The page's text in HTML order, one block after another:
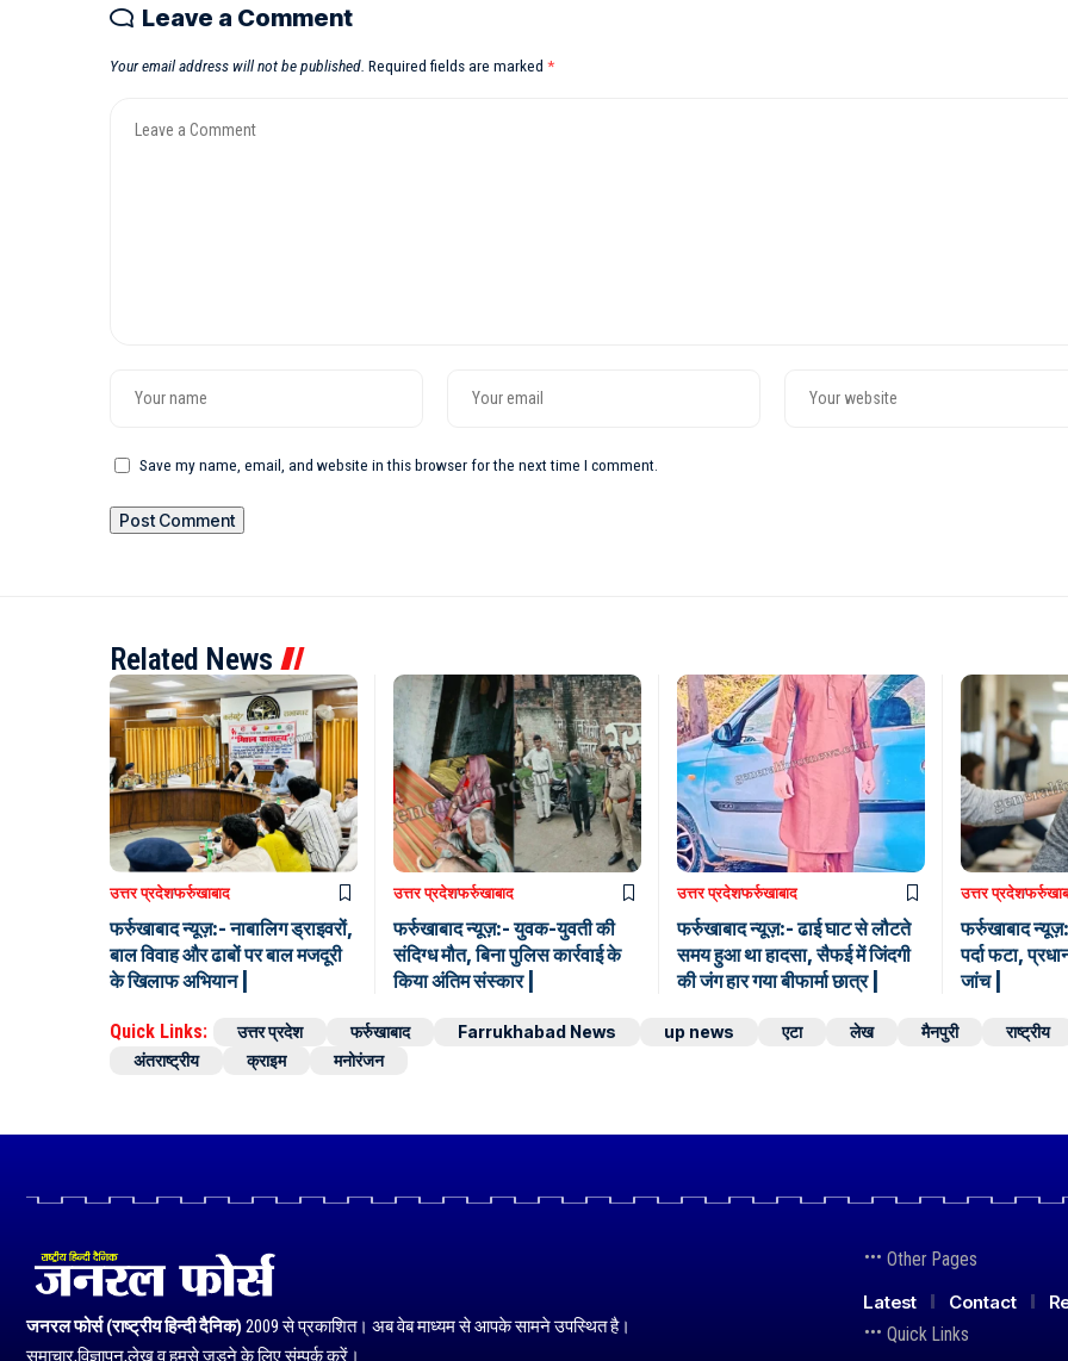
Leave a Comment
Your email address will not be published. Required fields are marked *
Save my name, email, and website in this browser for the next time I comment.
Related News
उत्तर प्रदेशफर्रुखाबाद
फर्रुखाबाद न्यूज़:- नाबालिग ड्राइवरों,
बाल विवाह और ढाबों पर बाल मजदूरी
के खिलाफ अभियान |
उत्तर प्रदेशफर्रुखाबाद
फर्रुखाबाद न्यूज़:- युवक-युवती की
संदिग्ध मौत, बिना पुलिस कार्रवाई के
किया अंतिम संस्कार |
उत्तर प्रदेशफर्रुखाबाद
फर्रुखाबाद न्यूज़:- ढाई घाट से लौटते
समय हुआ था हादसा, सैफई में जिंदगी
की जंग हार गया बीफार्मा छात्र |
उत्तर प्रदेश
फर्रुखाबाद
पर्दा फटा,
जांच |
Quick Links: उत्तर प्रदेश फर्रुखाबाद Farrukhabad News up news एटा लेख मैनपुरी
राष्ट्रीय
अंतराष्ट्रीय
क्राइम मनोरंजन
जनरल फोर्स (राष्ट्रीय हिन्दी दैनिक) 2009 से प्रकाशित। अब वेब माध्यम से आपके सामने उपस्थित है।
समाचार,विज्ञापन,लेख व हमसे जुड़ने के लिए संम्पर्क करें।
Other Pages
Latest
Contact
Quick Links